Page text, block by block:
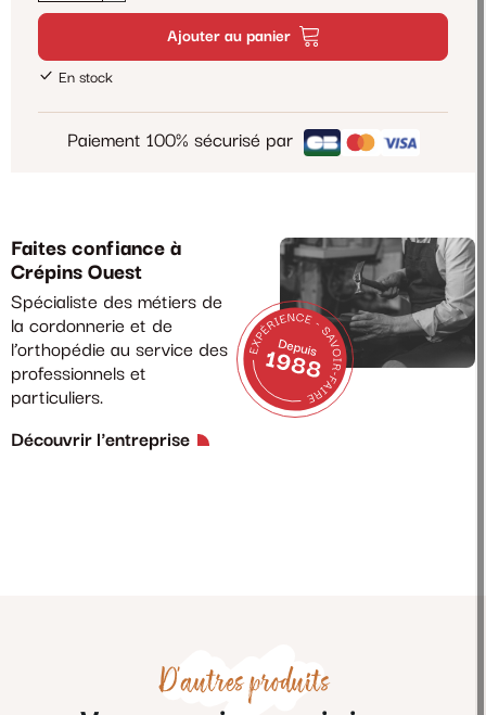
Ajouter au panier
En stock
Paiement 100% sécurisé par
Faites confiance à
Crépins Ouest
Spécialiste des métiers de
la cordonnerie et de
l’orthopédie au service des
professionnels et
particuliers.
Découvrir l'entreprise
D'autres produits